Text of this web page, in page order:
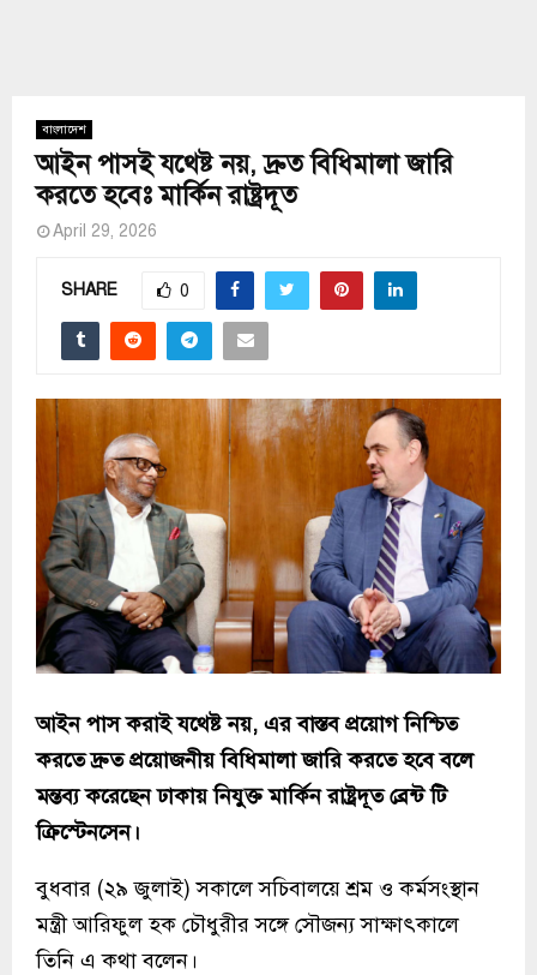
বাংলাদেশ
আইন পাসই যথেষ্ট নয়, দ্রুত বিধিমালা জারি
করতে হবেঃ মার্কিন রাষ্ট্রদূত
April 29, 2026
SHARE 0
আইন পাস করাই যথেষ্ট নয়, এর বাস্তব প্রয়োগ নিশ্চিত
করতে দ্রুত প্রয়োজনীয় বিধিমালা জারি করতে হবে বলে
মন্তব্য করেছেন ঢাকায় নিযুক্ত মার্কিন রাষ্ট্রদূত ব্রেন্ট টি
ক্রিস্টেনসেন।
বুধবার (২৯ জুলাই) সকালে সচিবালয়ে শ্রম ও কর্মসংস্থান
মন্ত্রী আরিফুল হক চৌধুরীর সঙ্গে সৌজন্য সাক্ষাৎকালে
তিনি এ কথা বলেন।